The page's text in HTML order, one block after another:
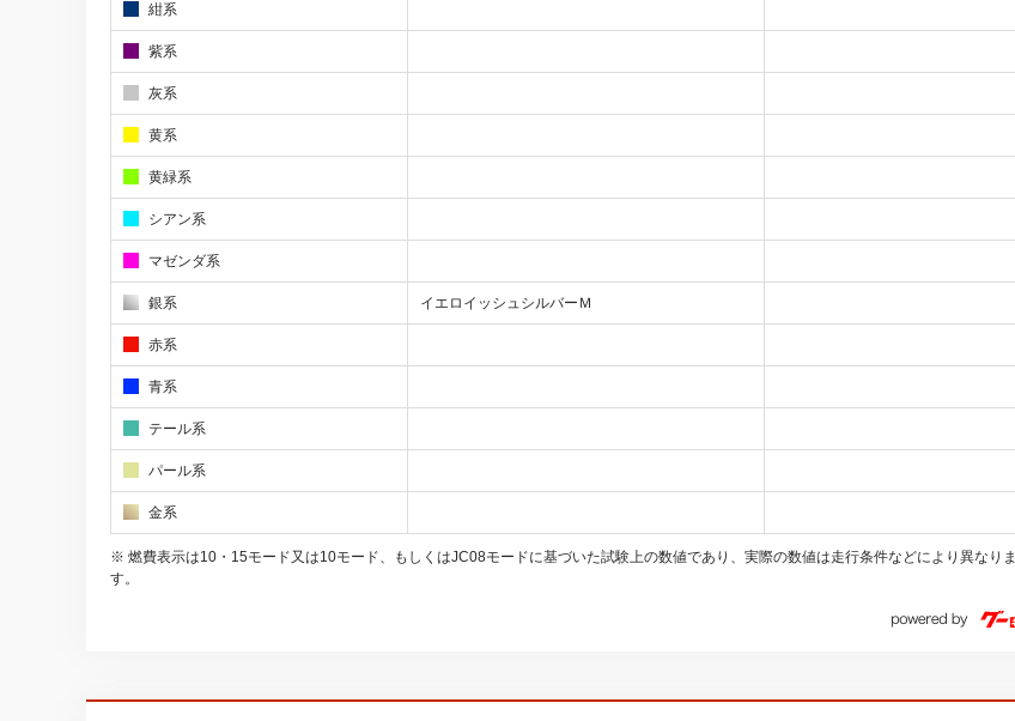
紺系
紫系
灰系
黄系
黄緑系
シアン系
マゼンダ系
銀系 イエロイッシュシルバーＭ
赤系
青系
テール系
パール系
金系
※ 燃費表示は10・15モード又は10モード、もしくはJC08モードに基づいた試験上の数値であり、実際の数値は走行条件などにより異なりま
す。